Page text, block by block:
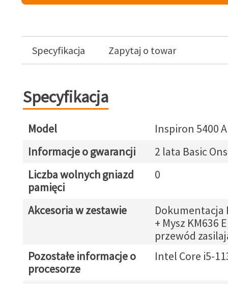
Specyfikacja Zapytaj o towar
Specyfikacja
Model
Inspiron 5400
Informacje o gwarancji
2 lata Basic
Liczba wolnych gniazd
pamięci
0
Akcesoria w zestawie
Dokumentacja
+ Mysz KM636
przewód
Pozostałe informacje o
procesorze
Intel Core i5-